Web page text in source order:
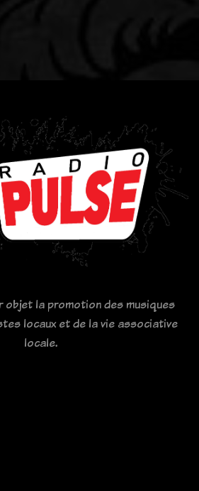
objet la promotion des musiques
locaux et de la vie associative
locale.